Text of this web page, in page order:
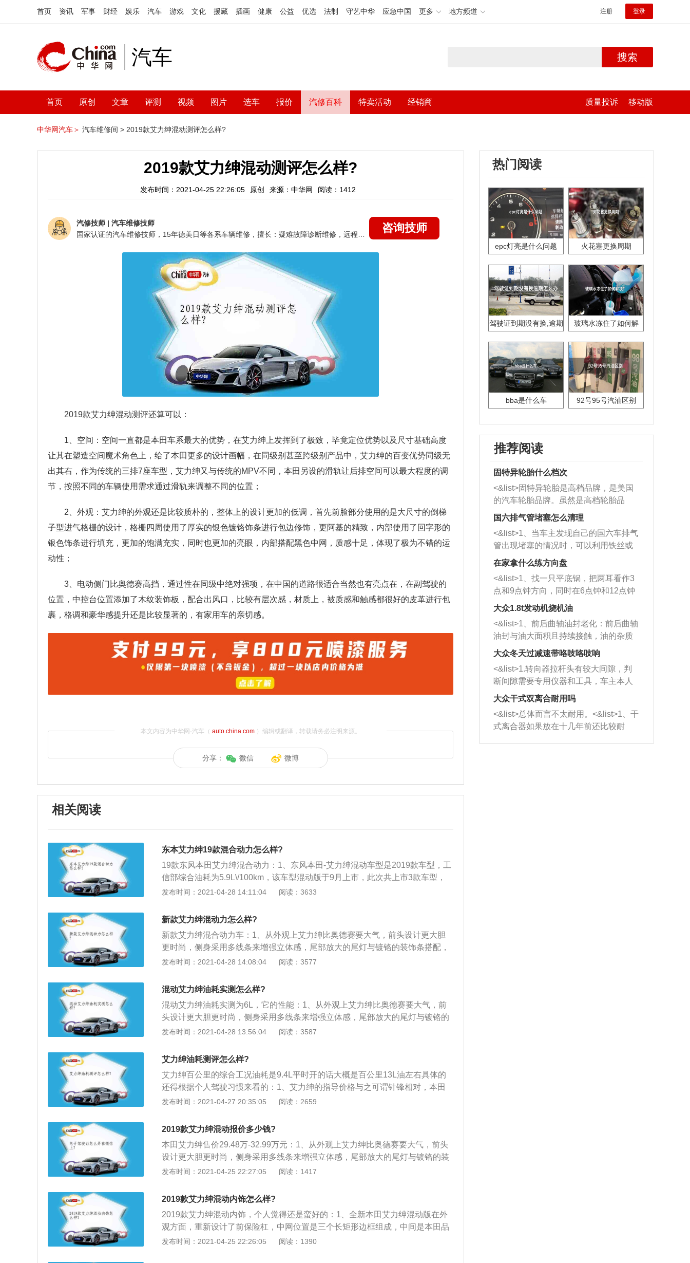
首页 资讯 军事 财经 娱乐 汽车 游戏 文化 援藏 插画 健康 公益 优选 法制 守艺中华 应急中国 更多 地方频道 注册 登录
汽车 搜索
首页 原创 文章 评测 视频 图片 选车 报价 汽修百科 特卖活动 经销商 质量投诉 移动版
中华网汽车＞ 汽车维修间 > 2019款艾力绅混动测评怎么样?
2019款艾力绅混动测评怎么样?
发布时间：2021-04-25 22:26:05 原创 来源：中华网 阅读：1412
汽修技师 | 汽车维修技师
咨询技师
2019款艾力绅混动测评还算可以：
1、空间：空间一直都是本田车系最大的优势，在艾力绅上发挥到了极致，毕竟定位优势以及尺寸基础高度
让其在塑造空间魔术角色上，给了本田更多的设计画幅，在同级别甚至跨级别产品中，艾力绅的百变优势同级无
出其右，作为传统的三排7座车型，艾力绅又与传统的MPV不同，本田另设的滑轨让后排空间可以最大程度的调
节，按照不同的车辆使用需求通过滑轨来调整不同的位置；
2、外观：艾力绅的外观还是比较质朴的，整体上的设计更加的低调，首先前脸部分使用的是大尺寸的倒梯
子型进气格栅的设计，格栅四周使用了厚实的银色镀铬饰条进行包边修饰，更阿基的精致，内部使用了回字形的
银色饰条进行填充，更加的饱满充实，同时也更加的亮眼，内部搭配黑色中网，质感十足，体现了极为不错的运
动性；
3、电动侧门比奥德赛高挡，通过性在同级中绝对强项，在中国的道路很适合当然也有亮点在，在副驾驶的
位置，中控台位置添加了木纹装饰板，配合出风口，比较有层次感，材质上，被质感和触感都很好的皮革进行包
裹，格调和豪华感提升还是比较显著的，有家用车的亲切感。
本文内容为中华网·汽车（ auto.china.com）编辑或翻译，转载请务必注明来源。
分享： 微信 微博
相关阅读
东本艾力绅19款混合动力怎么样?
19款东风本田艾力绅混合动力：1、东风本田-艾力绅混动车型是2019款车型，工
信部综合油耗为5.9L\/100km，该车型混动版于9月上市，此次共上市3款车型，
售价29.48万--32.99万元；2、全系搭载第三代i-MMD混合动力系统，发动机最大
W、最大扭矩315N·m；3、纯电动、混动和发动机直连驱动三种行驶模式，无缝
切换、高效节能。
发布时间：2021-04-28 14:11:04 阅读：3633
新款艾力绅混动力怎么样?
新款艾力绅混合动力车：1、从外观上艾力绅比奥德赛要大气，前头设计更大胆
更时尚，侧身采用多线条来增强立体感，尾部放大的尾灯与镀铬的装饰条搭配，
提升了其商务气息；2、全系标配自动大灯，只有高配车型为全LED灯，其它只
1845毫米、高1710毫米、轴距2900毫米；3、内饰走的是家族化一贯的简约，不
过用料上还是下了心思。塘塑、仿木纹再加金属拉丝，为整个内环境衬托了成熟
稳重的气质。中控的多媒体，全系配置8英寸大屏（至尊版为7英寸）、GPS导
航、蓝牙、手机互联及触摸式控制的双区自动空调；4、座椅舒适柔软，贴合度
高不易疲劳。第二排为航空座椅，中配以下为手动调节，没有肩部调节，次高以
发布时间：2021-04-28 14:08:04 阅读：3577
混动艾力绅油耗实测怎么样?
混动艾力绅油耗实测为6L，它的性能：1、从外观上艾力绅比奥德赛要大气，前
头设计更大胆更时尚，侧身采用多线条来增强立体感，尾部放大的尾灯与镀铬的
装饰条搭配，提升了其商务气息。全系标配自动大灯，只有高配车型为全LED
40毫米、宽1845毫米、高1710毫米、轴距2900毫米；2、内饰走的是家族化一贯
的简约，不过用料上还是下了心思。塘塑、仿木纹再加金属拉丝，为整个内环境
衬托了成熟稳重的气质。中控的多媒体，全系配置8英寸大屏（至尊版为7英
寸）、GPS导航、蓝牙、手机互联及触摸式控制的双区自动空调；3、座椅舒适
柔软，贴合度高不易疲劳。第二排为航空座椅，中配以下为手动调节，没有肩部
统，为2.4L地球梦发动机+CVT的组合，这个组合在本田的其它车系中，也站住
了脚，市场认可度也可以。最大功率达到了137kW，最大扭矩为243Nm，均衡平
顺的动力表现与燃油经济性都让人印象深刻。艾力绅的悬架采用前麦弗逊独立悬
发布时间：2021-04-28 13:56:04 阅读：3587
艾力绅油耗测评怎么样?
艾力绅百公里的综合工况油耗是9.4L平时开的话大概是百公里13L油左右具体的
还得根据个人驾驶习惯来看的：1、艾力绅的指导价格与之可谓针锋相对，本田
的意图自然也很明显了；2、别克GL8被大家公认为是同级别MPV的老大不是没
白，即使到现在也仍然没有价位和品质相当的合资MPV能够与之抗衡；3、像丰
田埃尔法之类进口MPV虽然高挡但价格太高，其余合资车又达不到GL8的挡次，
因此别克GL8仍旧占据着霸主地位。
发布时间：2021-04-27 20:35:05 阅读：2659
2019款艾力绅混动报价多少钱?
本田艾力绅售价29.48万-32.99万元：1、从外观上艾力绅比奥德赛要大气，前头
设计更大胆更时尚，侧身采用多线条来增强立体感，尾部放大的尾灯与镀铬的装
饰条搭配，提升了其商务气息；2、全系标配自动大灯，只有高配车型为全LED
40毫米、宽1845毫米、高1710毫米、轴距2900毫米；3、内饰走的是家族化一贯
的简约，不过用料上还是下了心思。塘塑、仿木纹再加金属拉丝，为整个内环境
衬托了成熟稳重的气质。中控的多媒体，全系配置8英寸大屏（至尊版为7英
寸）、GPS导航、蓝牙、手机互联及触摸式控制的双区自动空调；4、座椅舒适
柔软，贴合度高不易疲劳。第二排为航空座椅，中配以下为手动调节，没有肩部
发布时间：2021-04-25 22:27:05 阅读：1417
2019款艾力绅混动内饰怎么样?
2019款艾力绅混动内饰，个人觉得还是蛮好的：1、全新本田艾力绅混动版在外
观方面，重新设计了前保险杠，中网位置是三个长矩形边框组成，中间是本田品
牌LOGO。前保下包围增加了一根折线形贯穿式镀铬饰条，看起来更加精致；2、
发布时间：2021-04-25 22:26:05 阅读：1390
热门阅读
epc灯亮是什么问题 火花塞更换周期
驾驶证到期没有换,逾期
玻璃水冻住了如何解
bba是什么车 92号95号汽油区别
推荐阅读
固特异轮胎什么档次
<&list>固特异轮胎是高档品牌，是美国
的汽车轮胎品牌。虽然是高档轮胎品
牌，但是中高低端的轮胎都有生产，这
也是为了更好的开拓市场。
国六排气管堵塞怎么清理
<&list>1、当车主发现自己的国六车排气
管出现堵塞的情况时，可以利用铁丝或
者是细棍，直接将杂物给取出来，如果
堵塞情况比较严重，也可以采取应急措
施。 <&list>2、直接利用木棍将所有的
杂物推到排气管里面的位置处，然后将
三元催化器拆解开，就可以将堵塞的东
西取出来。但如果是因为积碳过多引起
的堵塞，就需要将三元催化器泡在草酸
洗剂对堵塞的情况得到解决，将清洗剂
放在燃油箱中，与燃油混合后，车辆启
动时，就可以和汽油一起进入到燃烧
室，最后形成废气排出，就可以让三元
催化器得到清洗，排气管堵塞的情况就
能够得到解决。
在家拿什么练方向盘
<&list>1、找一只平底锅，把两耳看作3
点和9点钟方向，同时在6点钟和12点钟
方向做一个标记。 <&list>2、双手握住
一圈半的练习，往右同样也要打相同的
圈数。 <&list>3、最后强调要反复练
习，这样就可以形成肌肉记忆，在真实
驾驶车辆时，不需要记忆也能打好方
向。
大众1.8t发动机烧机油
<&list>1、前后曲轴油封老化：前后曲轴
油封与油大面积且持续接触，油的杂质
和发动机内持续温度变化使其密封效果
逐渐减弱，导致渗油或漏油。<&list>2、
活塞间隙过大：积碳会使活塞环与缸体
的间隙扩大，导致机油流入燃烧室中，
造成烧机油。<&list>3、机油粘度。使用
机油粘度过小的话，同样会有烧机油现
象，机油粘度过小具有很好的流动性，
大众冬天过减速带咯吱咯吱响
<&list>1.转向器拉杆头有较大间隙，判
断间隙需要专用仪器和工具，车主本人
无法制作，需要将车辆送到修理厂或4s
店；<&list>2.车辆半轴套管防尘罩破
裂，破裂后会出现漏油现象，使半轴磨
损严重，磨损的半轴容易损坏，产生异
响；<&list>3.稳定器的转向胶套和球头
大众干式双离合耐用吗
<&list>总体而言不太耐用。<&list>1、干
式离合器如果放在十几年前还比较耐